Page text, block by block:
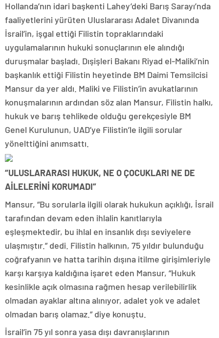
Hollanda’nın idari başkenti Lahey’deki Barış Sarayı’nda
faaliyetlerini yürüten Uluslararası Adalet Divanında
İsrail’in, işgal ettiği Filistin topraklarındaki
uygulamalarının hukuki sonuçlarının ele alındığı
duruşmalar başladı. Dışişleri Bakanı Riyad el-Maliki’nin
başkanlık ettiği Filistin heyetinde BM Daimi Temsilcisi
Mansur da yer aldı. Maliki ve Filistin’in avukatlarının
konuşmalarının ardından söz alan Mansur, Filistin halkı,
hukuk ve barış tehlikede olduğu gerekçesiyle BM
Genel Kurulunun, UAD’ye Filistin’le ilgili sorular
yönelttiğini anımsattı.
“ULUSLARARASI HUKUK, NE O ÇOCUKLARI NE DE
AİLELERİNİ KORUMADI”
Mansur, “Bu sorularla ilgili olarak hukukun açıklığı, İsrail
tarafından devam eden ihlalin kanıtlarıyla
eşleşmektedir, bu ihlal en insanlık dışı seviyelere
ulaşmıştır.” dedi. Filistin halkının, 75 yıldır bulunduğu
coğrafyanın ve hatta tarihin dışına itilme girişimleriyle
karşı karşıya kaldığına işaret eden Mansur, “Hukuk
kesinlikle açık olmasına rağmen hesap verilebilirlik
olmadan ayaklar altına alınıyor, adalet yok ve adalet
olmadan barış olamaz.” diye konuştu.
İsrail’in 75 yıl sonra yasa dışı davranışlarının